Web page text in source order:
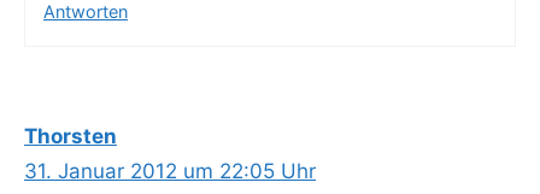
Antworten
Thorsten
31. Januar 2012 um 22:05 Uhr